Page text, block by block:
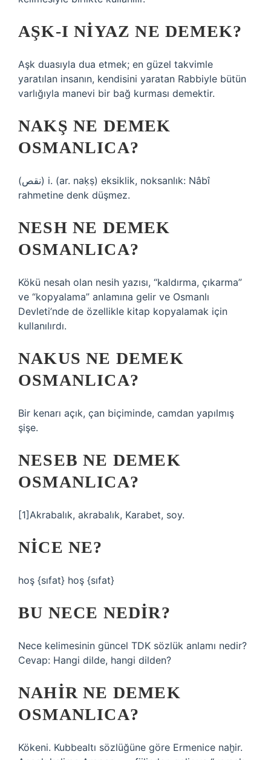
AŞK-I NIYAZ NE DEMEK?
Aşk duasıyla dua etmek; en güzel takvimle
yaratılan insanın, kendisini yaratan Rabbiyle bütün
varlığıyla manevi bir bağ kurması demektir.
NAKŞ NE DEMEK
OSMANLICA?
(ﻧﻘﺺ) i. (ar. naḳṣ) eksiklik, noksanlık: Nâbî
rahmetine denk düşmez.
NESH NE DEMEK
OSMANLICA?
Kökü nesah olan nesih yazısı, “kaldırma, çıkarma”
ve “kopyalama” anlamına gelir ve Osmanlı
Devleti’nde de özellikle kitap kopyalamak için
kullanılırdı.
NAKUS NE DEMEK
OSMANLICA?
Bir kenarı açık, çan biçiminde, camdan yapılmış
şişe.
NESEB NE DEMEK
OSMANLICA?
[1]Akrabalık, akrabalık, Karabet, soy.
NICE NE?
hoş {sıfat} hoş {sıfat}
BU NECE NEDIR?
Nece kelimesinin güncel TDK sözlük anlamı nedir?
Cevap: Hangi dilde, hangi dilden?
NAHIR NE DEMEK
OSMANLICA?
Kökeni. Kubbealtı sözlüğüne göre Ermenice naḫir.